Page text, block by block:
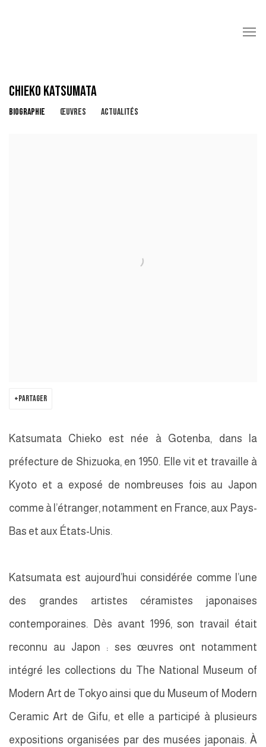
CHIEKO KATSUMATA
BIOGRAPHIE ŒUVRES ACTUALITÉS
PARTAGER
Katsumata Chieko est née à Gotenba, dans la
préfecture de Shizuoka, en 1950. Elle vit et travaille à
Kyoto et a exposé de nombreuses fois au Japon
comme à l’étranger, notamment en France, aux Pays-
Bas et aux États-Unis.
Katsumata est aujourd’hui considérée comme l’une
des grandes artistes céramistes japonaises
contemporaines. Dès avant 1996, son travail était
reconnu au Japon : ses œuvres ont notamment
intégré les collections du The National Museum of
Modern Art de Tokyo ainsi que du Museum of Modern
Ceramic Art de Gifu, et elle a participé à plusieurs
expositions organisées par des musées japonais. À